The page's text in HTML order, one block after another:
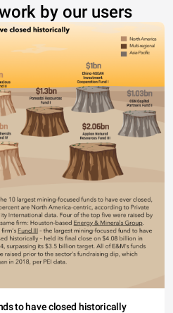
by our users
to have closed historically